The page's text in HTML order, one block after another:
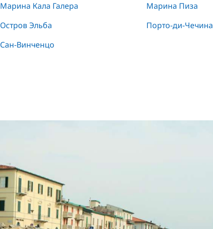
Марина Кала Галера
Марина Пиза
Остров Эльба
Порто-ди-Чечина
Сан-Винченцо